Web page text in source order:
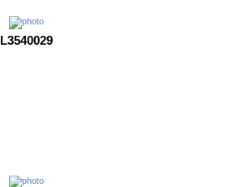
L3540029